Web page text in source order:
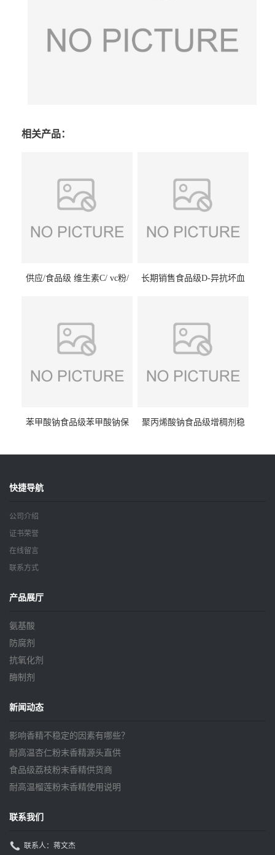
相关产品：
供应/食品级 维生素C/ vc粉/
长期销售食品级D-异抗坏血
苯甲酸钠食品级苯甲酸钠保
聚丙烯酸钠食品级增稠剂稳
快捷导航
公司介绍
证书荣誉
在线留言
联系方式
产品展厅
氨基酸
防腐剂
抗氧化剂
酶制剂
新闻动态
影响香精不稳定的因素有哪些？
耐高温杏仁粉末香精源头直供
食品级荔枝粉末香精供货商
耐高温榴莲粉末香精使用说明
联系我们
联系人：蒋文杰